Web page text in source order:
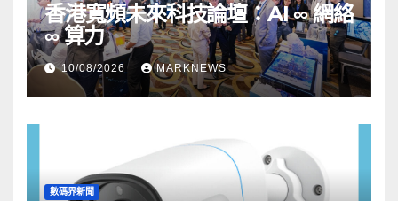
香港寬頻未來科技論壇：AI ∞ 網絡
∞ 算力
10/08/2026 MARKNEWS
數碼界新聞